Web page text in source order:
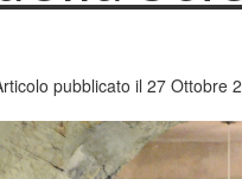
pubblicato il 27 Ottobre